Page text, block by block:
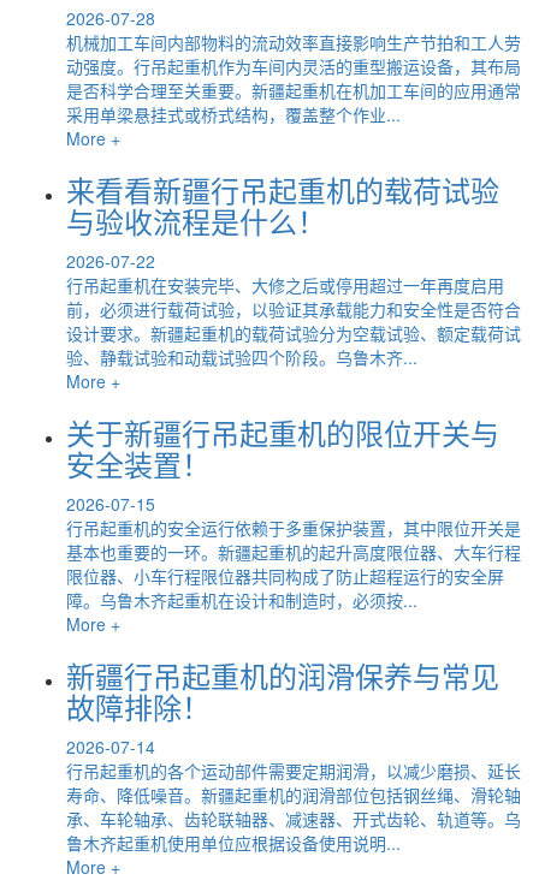
2026-07-28
机械加工车间内部物料的流动效率直接影响生产节拍和工人劳
动强度。行吊起重机作为车间内灵活的重型搬运设备，其布局
是否科学合理至关重要。新疆起重机在机加工车间的应用通常
采用单梁悬挂式或桥式结构，覆盖整个作业...
More +
来看看新疆行吊起重机的载荷试验
与验收流程是什么！
2026-07-22
行吊起重机在安装完毕、大修之后或停用超过一年再度启用
前，必须进行载荷试验，以验证其承载能力和安全性是否符合
设计要求。新疆起重机的载荷试验分为空载试验、额定载荷试
验、静载试验和动载试验四个阶段。乌鲁木齐...
More +
关于新疆行吊起重机的限位开关与
安全装置！
2026-07-15
行吊起重机的安全运行依赖于多重保护装置，其中限位开关是
基本也重要的一环。新疆起重机的起升高度限位器、大车行程
限位器、小车行程限位器共同构成了防止超程运行的安全屏
障。乌鲁木齐起重机在设计和制造时，必须按...
More +
新疆行吊起重机的润滑保养与常见
故障排除！
2026-07-14
行吊起重机的各个运动部件需要定期润滑，以减少磨损、延长
寿命、降低噪音。新疆起重机的润滑部位包括钢丝绳、滑轮轴
承、车轮轴承、齿轮联轴器、减速器、开式齿轮、轨道等。乌
鲁木齐起重机使用单位应根据设备使用说明...
More +